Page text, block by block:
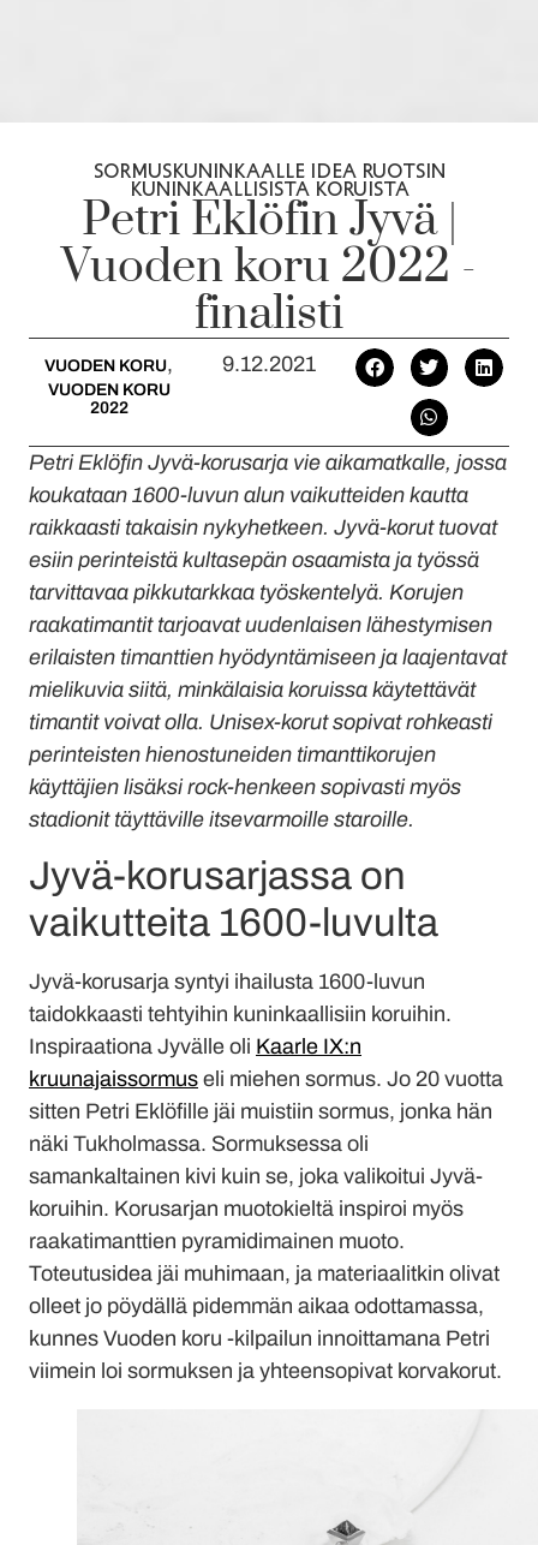
SORMUSKUNINKAALLE IDEA RUOTSIN
KUNINKAALLISISTA KORUISTA
Petri Eklöfin Jyvä |
Vuoden koru 2022 -
finalisti
VUODEN KORU,
VUODEN KORU
2022
9.12.2021
Petri Eklöfin Jyvä-korusarja vie aikamatkalle, jossa
koukataan 1600-luvun alun vaikutteiden kautta
raikkaasti takaisin nykyhetkeen. Jyvä-korut tuovat
esiin perinteistä kultasepän osaamista ja työssä
tarvittavaa pikkutarkkaa työskentelyä. Korujen
raakatimantit tarjoavat uudenlaisen lähestymisen
erilaisten timanttien hyödyntämiseen ja laajentavat
mielikuvia siitä, minkälaisia koruissa käytettävät
timantit voivat olla. Unisex-korut sopivat rohkeasti
perinteisten hienostuneiden timanttikorujen
käyttäjien lisäksi rock-henkeen sopivasti myös
stadionit täyttäville itsevarmoille staroille.
Jyvä-korusarjassa on
vaikutteita 1600-luvulta
Jyvä-korusarja syntyi ihailusta 1600-luvun
taidokkaasti tehtyihin kuninkaallisiin koruihin.
Inspiraationa Jyvälle oli Kaarle IX:n
kruunajaissormus eli miehen sormus. Jo 20 vuotta
sitten Petri Eklöfille jäi muistiin sormus, jonka hän
näki Tukholmassa. Sormuksessa oli
samankaltainen kivi kuin se, joka valikoitui Jyvä-
koruihin. Korusarjan muotokieltä inspiroi myös
raakatimanttien pyramidimainen muoto.
Toteutusidea jäi muhimaan, ja materiaalitkin olivat
olleet jo pöydällä pidemmän aikaa odottamassa,
kunnes Vuoden koru -kilpailun innoittamana Petri
viimein loi sormuksen ja yhteensopivat korvakorut.